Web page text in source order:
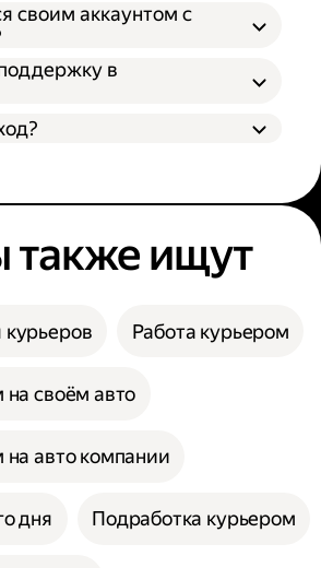
своим аккаунтом с
в
также ищут
Работа курьером
на своём авто
на авто компании
дня Подработка курьером